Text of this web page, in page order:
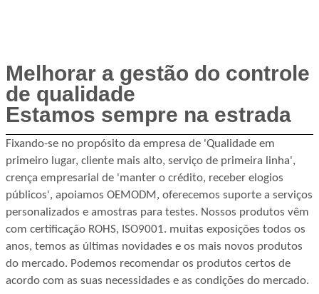
Melhorar a gestão do controle
de qualidade
Estamos sempre na estrada
Fixando-se no propósito da empresa de 'Qualidade em
primeiro lugar, cliente mais alto, serviço de primeira linha',
crença empresarial de 'manter o crédito, receber elogios
públicos', apoiamos OEMODM, oferecemos suporte a serviços
personalizados e amostras para testes. Nossos produtos vêm
com certificação ROHS, ISO9001. muitas exposições todos os
anos, temos as últimas novidades e os mais novos produtos
do mercado. Podemos recomendar os produtos certos de
acordo com as suas necessidades e as condições do mercado.